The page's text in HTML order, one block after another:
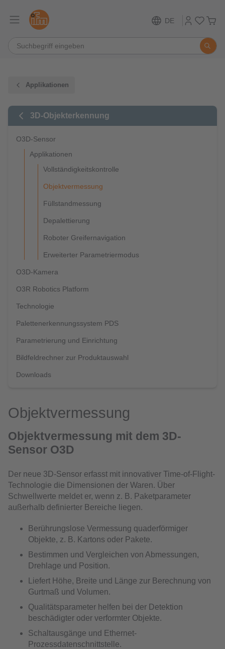
DE
Applikationen
3D-Objekterkennung
O3D-Sensor
Applikationen
Vollständigkeitskontrolle
Objektvermessung
Füllstandmessung
Depalettierung
Roboter Greifernavigation
Erweiterter Parametriermodus
O3D-Kamera
O3R Robotics Platform
Technologie
Palettenerkennungssystem PDS
Parametrierung und Einrichtung
Bildfeldrechner zur Produktauswahl
Downloads
Objektvermessung
Objektvermessung mit dem 3D-
Sensor O3D
Der neue 3D-Sensor erfasst mit innovativer Time-of-Flight-
Technologie die Dimensionen der Waren. Über
Schwellwerte meldet er, wenn z. B. Paketparameter
außerhalb definierter Bereiche liegen.
Berührungslose Vermessung quaderförmiger
Objekte, z. B. Kartons oder Pakete.
Bestimmen und Vergleichen von Abmessungen,
Drehlage und Position.
Liefert Höhe, Breite und Länge zur Berechnung von
Gurtmaß und Volumen.
Qualitätsparameter helfen bei der Detektion
beschädigter oder verformter Objekte.
Schaltausgänge und Ethernet-
Prozessdatenschnittstelle.